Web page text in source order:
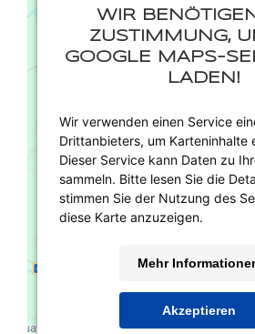
WIR
ZUSTIMMUNG,
GOOGLE MAPS-
LADEN!
Wir verwenden einen Service
Drittanbieters, um Karteninhalte
Dieser Service kann Daten zu
sammeln. Bitte lesen Sie die
stimmen Sie der Nutzung des
diese Karte anzuzeigen.
Mehr
Akzeptieren